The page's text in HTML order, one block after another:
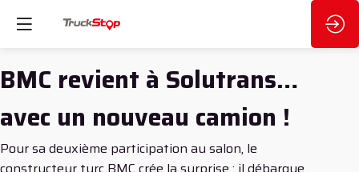
BMC revient à Solutrans…
avec un nouveau camion !
Pour sa deuxième participation au salon, le